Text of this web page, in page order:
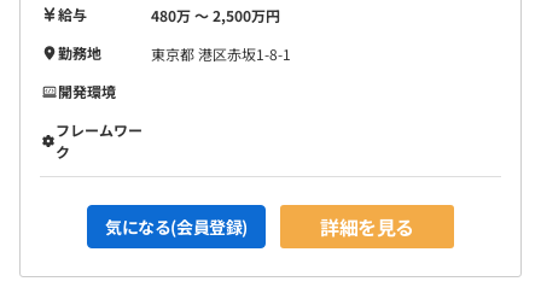
給与
480万 〜 2,500万円
勤務地
東京都 港区赤坂1-8-1
開発環境
フレームワー
ク
気になる(会員登録) 詳細を見る